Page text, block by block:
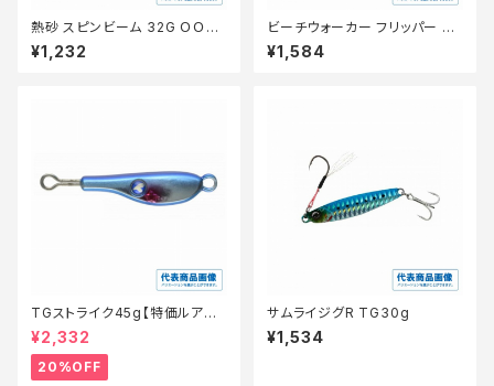
熱砂 スピンビーム 32G ＯＯ−2
32Ｍ 025【特価ルアー】【20】
¥1,232
ビーチウォーカー フリッパー 40
g【特価ルアー】【20】
¥1,584
TGストライク45g【特価ルアー】
【20】
¥2,332
20%OFF
サムライジグR TG30g
¥1,534